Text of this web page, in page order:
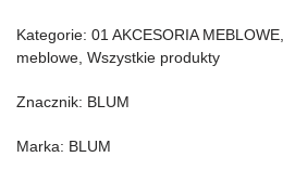
Kategorie: 01 AKCESORIA MEBLOWE
meblowe Wszystkie produkty
Znacznik: BLUM
Marka: BLUM